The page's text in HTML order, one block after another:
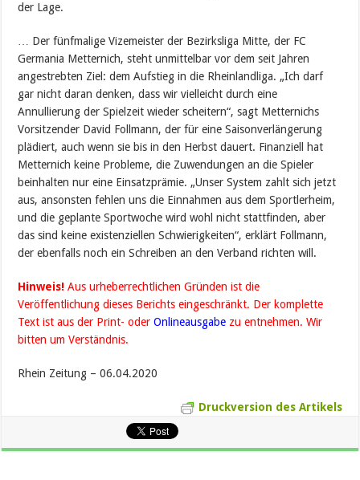
der Lage.
… Der fünfmalige Vizemeister der Bezirksliga Mitte, der FC
Germania Metternich, steht unmittelbar vor dem seit Jahren
angestrebten Ziel: dem Aufstieg in die Rheinlandliga. „Ich darf
gar nicht daran denken, dass wir vielleicht durch eine
Annullierung der Spielzeit wieder scheitern“, sagt Metternichs
Vorsitzender David Follmann, der für eine Saisonverlängerung
plädiert, auch wenn sie bis in den Herbst dauert. Finanziell hat
Metternich keine Probleme, die Zuwendungen an die Spieler
beinhalten nur eine Einsatzprämie. „Unser System zahlt sich jetzt
aus, ansonsten fehlen uns die Einnahmen aus dem Sportlerheim,
und die geplante Sportwoche wird wohl nicht stattfinden, aber
das sind keine existenziellen Schwierigkeiten“, erklärt Follmann,
der ebenfalls noch ein Schreiben an den Verband richten will.
Hinweis! Aus urheberrechtlichen Gründen ist die
Veröffentlichung dieses Berichts eingeschränkt. Der komplette
Text ist aus der Print- oder Onlineausgabe zu entnehmen. Wir
bitten um Verständnis.
Rhein Zeitung – 06.04.2020
Druckversion des Artikels